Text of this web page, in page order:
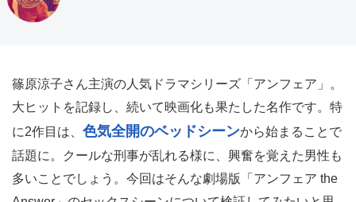
篠原涼子さん主演の人気ドラマシリーズ「アンフェア」。
大ヒットを記録し、続いて映画化も果たした名作です。特
に2作目は、 色気全開のベッドシーンから始まることで
話題に。クールな刑事が乱れる様に、興奮を覚えた男性も
多いことでしょう。今回はそんな劇場版「アンフェア the